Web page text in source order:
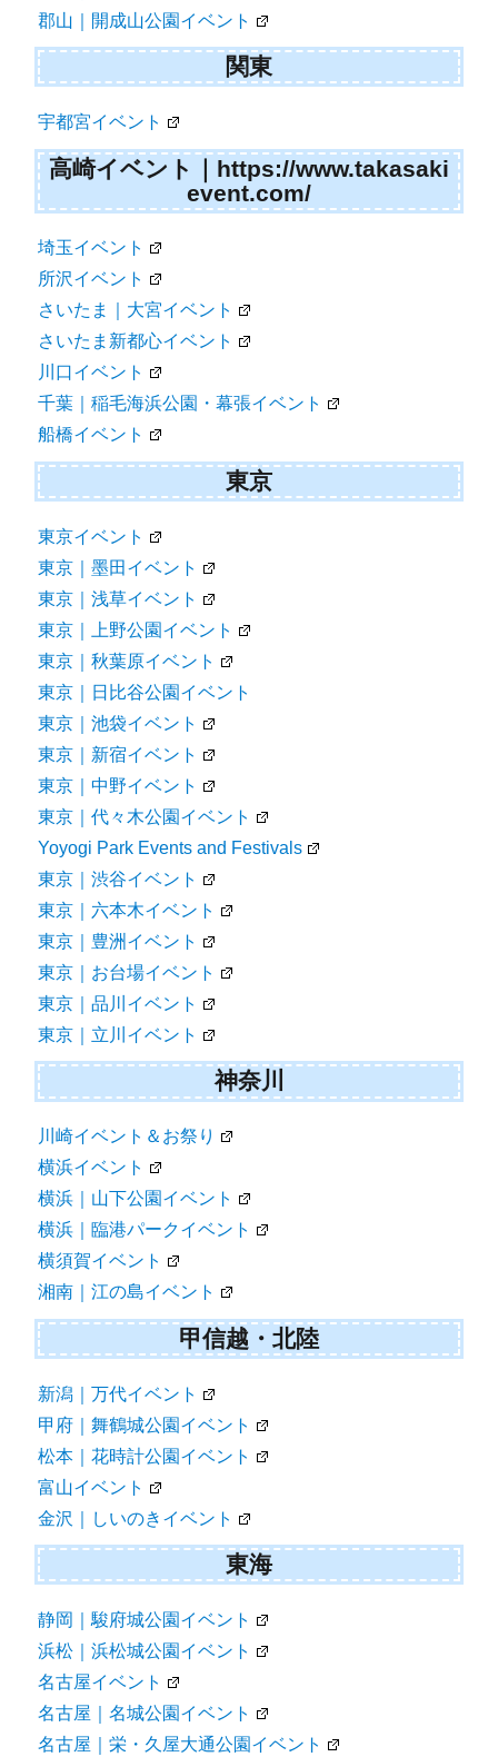
郡山｜開成山公園イベント
関東
宇都宮イベント
高崎イベント｜https://www.takasaki
event.com/
埼玉イベント
所沢イベント
さいたま｜大宮イベント
さいたま新都心イベント
川口イベント
千葉｜稲毛海浜公園・幕張イベント
船橋イベント
東京
東京イベント
東京｜墨田イベント
東京｜浅草イベント
東京｜上野公園イベント
東京｜秋葉原イベント
東京｜日比谷公園イベント
東京｜池袋イベント
東京｜新宿イベント
東京｜中野イベント
東京｜代々木公園イベント
Yoyogi Park Events and Festivals
東京｜渋谷イベント
東京｜六本木イベント
東京｜豊洲イベント
東京｜お台場イベント
東京｜品川イベント
東京｜立川イベント
神奈川
川崎イベント＆お祭り
横浜イベント
横浜｜山下公園イベント
横浜｜臨港パークイベント
横須賀イベント
湘南｜江の島イベント
甲信越・北陸
新潟｜万代イベント
甲府｜舞鶴城公園イベント
松本｜花時計公園イベント
富山イベント
金沢｜しいのきイベント
東海
静岡｜駿府城公園イベント
浜松｜浜松城公園イベント
名古屋イベント
名古屋｜名城公園イベント
名古屋｜栄・久屋大通公園イベント